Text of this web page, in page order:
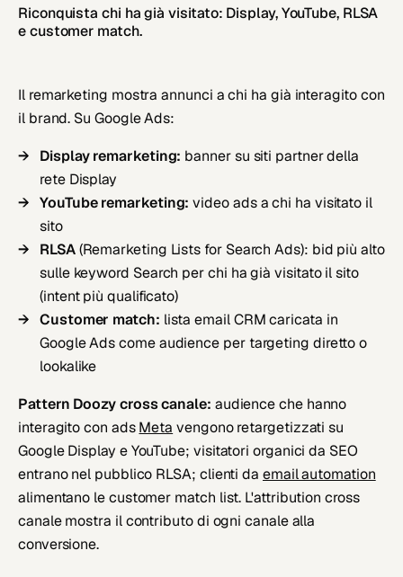
Riconquista chi ha già visitato: Display, YouTube, RLSA
e customer match.
Il remarketing mostra annunci a chi ha già interagito con
il brand. Su Google Ads:
Display remarketing: banner su siti partner della
rete Display
YouTube remarketing: video ads a chi ha visitato il
sito
RLSA(Remarketing Lists for Search Ads): bid più alto
sulle keyword Search per chi ha già visitato il sito
(intent più qualificato)
Customer match: lista email CRM caricata in
Google Ads come audience per targeting diretto o
lookalike
Pattern Doozy cross canale: audience che hanno
interagito con adsMeta vengono retargetizzati su
Google Display e YouTube; visitatori organici da SEO
entrano nel pubblico RLSA; clienti da email automation
alimentano le customer match list. L'attribution cross
canale mostra il contributo di ogni canale alla
conversione.